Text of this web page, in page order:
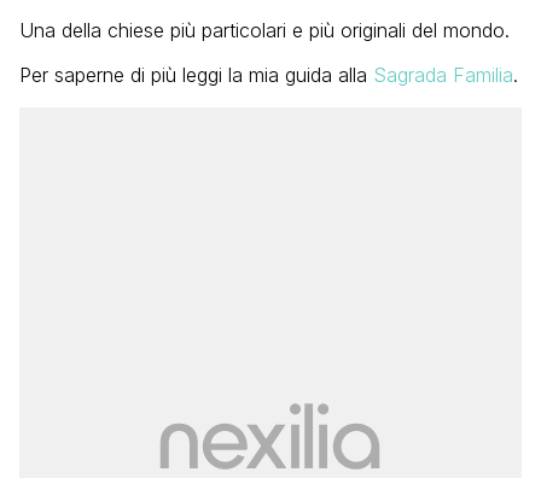
Una della chiese più particolari e più originali del mondo.
Per saperne di più leggi la mia guida alla Sagrada Familia.